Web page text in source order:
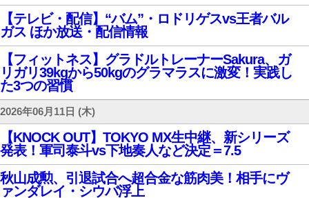
【テレビ・配信】“バム”・ロドリゲスvs王者バル
ガス ほか放送・配信情報
【フィットネス】グラドルトレーナーSakura、ガ
リガリ39kgから50kgのグラマラスに激変！実践し
た3つの習慣
2026年06月11日 (木)
【KNOCK OUT】TOKYO MX生中継、新シリーズ
発表！軍司泰斗vs下地奏人など決定＝7.5
秋山成勲、引退試合へ超合金な筋肉美！相手にヴ
ァンダレイ・シウバ浮上